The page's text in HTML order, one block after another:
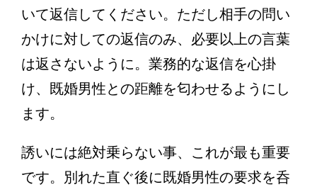
いて返信してください。ただし相手の問い
かけに対しての返信のみ、必要以上の言葉
は返さないように。業務的な返信を心掛
け、既婚男性との距離を匂わせるようにし
ます。
誘いには絶対乗らない事、これが最も重要
です。別れた直ぐ後に既婚男性の要求を呑